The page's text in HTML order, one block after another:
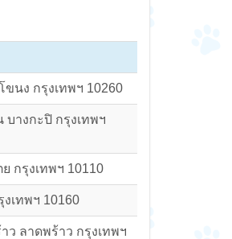
นง กรุงเทพฯ 10260
างกะปิ กรุงเทพฯ
กรุงเทพฯ 10110
เทพฯ 10160
ว ลาดพร้าว กรุงเทพฯ